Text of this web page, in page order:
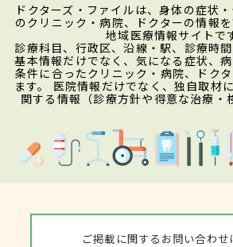
ドクターズ・ファイルは、身体の症状
のクリニック・病院、ドクターの情報
地域医療情報サイトで
診療科目、行政区、沿線・駅、診療時
基本情報だけでなく、気になる症状、
条件に合ったクリニック・病院、ドク
ます。 医院情報だけでなく、独自取材
関する情報（診療方針や得意な治療・
ご掲載に関するお問い合わせ